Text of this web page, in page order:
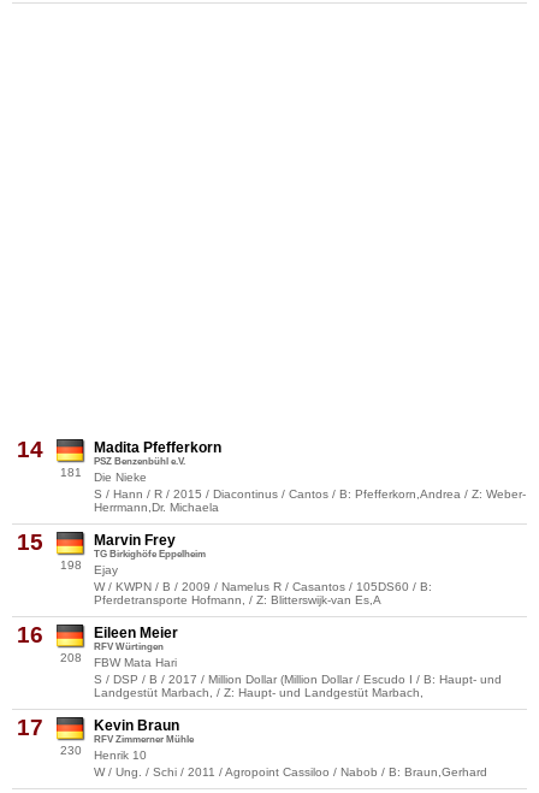
14
181
Madita Pfefferkorn
PSZ Benzenbühl e.V.
Die Nieke
S / Hann / R / 2015 / Diacontinus / Cantos / B: Pfefferkorn,Andrea / Z: Weber-
Herrmann,Dr. Michaela
15
198
Marvin Frey
TG Birkighöfe Eppelheim
Ejay
W / KWPN / B / 2009 / Namelus R / Casantos / 105DS60 / B:
Pferdetransporte Hofmann, / Z: Blitterswijk-van Es,A
16
208
Eileen Meier
RFV Würtingen
FBW Mata Hari
S / DSP / B / 2017 / Million Dollar (Million Dollar / Escudo I / B: Haupt- und
Landgestüt Marbach, / Z: Haupt- und Landgestüt Marbach,
17
230
Kevin Braun
RFV Zimmerner Mühle
Henrik 10
W / Ung. / Schi / 2011 / Agropoint Cassiloo / Nabob / B: Braun,Gerhard